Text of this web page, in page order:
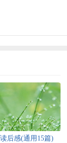
读后感(通用15篇)